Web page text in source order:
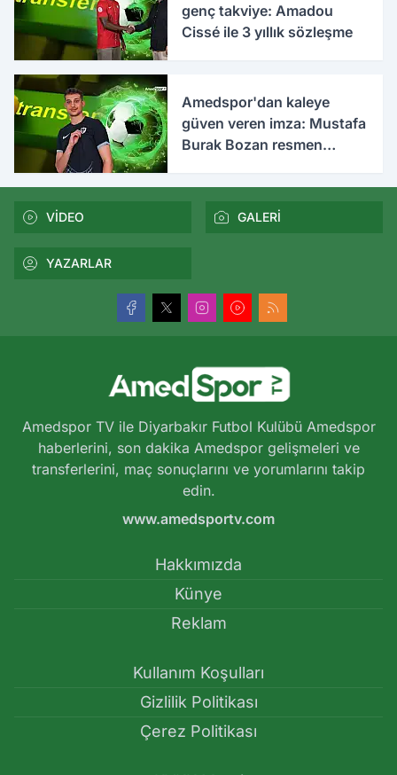
genç takviye: Amadou
Cissé ile 3 yıllık sözleşme
Amedspor'dan kaleye
güven veren imza: Mustafa
Burak Bozan resmen
VİDEO GALERİ
YAZARLAR
Amedspor TV ile Diyarbakır Futbol Kulübü Amedspor
haberlerini, son dakika Amedspor gelişmeleri ve
transferlerini, maç sonuçlarını ve yorumlarını takip
edin.
www.amedsportv.com
Hakkımızda
Künye
Reklam
Kullanım Koşulları
Gizlilik Politikası
Çerez Politikası